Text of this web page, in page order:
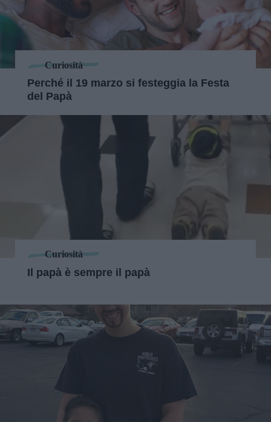
Curiosità
Perché il 19 marzo si festeggia la Festa
del Papà
Curiosità
Il papà è sempre il papà